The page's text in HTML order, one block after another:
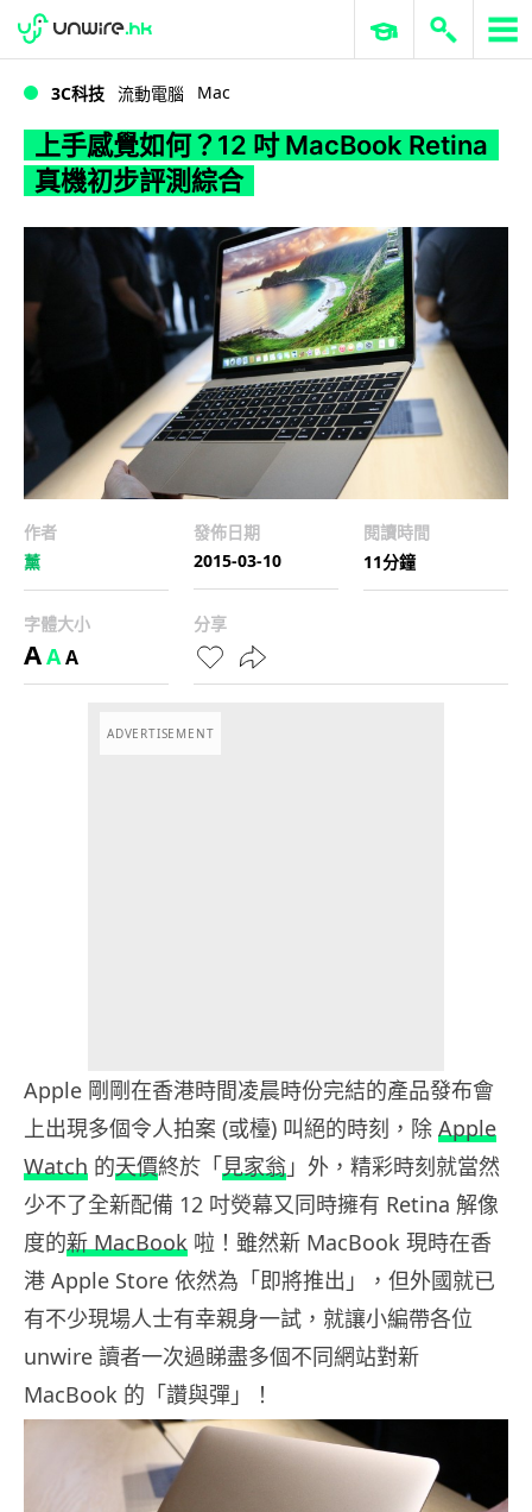
WWDC 2026 ERP 與商業 AI
3C科技 流動電腦 Mac
上手感覺如何？12 吋 MacBook Retina
真機初步評測綜合
作者
薰
發佈日期
2015-03-10
閱讀時間
11分鐘
字體大小
AAA
分享
ADVERTISEMENT
Apple 剛剛在香港時間凌晨時份完結的產品發布會
上出現多個令人拍案 (或檯) 叫絕的時刻，除 Apple
Watch 的天價終於「見家翁 」外，精彩時刻就當然
少不了全新配備 12 吋熒幕又同時擁有 Retina 解像
度的新 MacBook 啦！雖然新 MacBook 現時在香
港 Apple Store 依然為「即將推出」，但外國就已
有不少現場人士有幸親身一試，就讓小編帶各位
unwire 讀者一次過睇盡多個不同網站對新
MacBook 的「讚與彈」！